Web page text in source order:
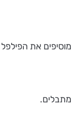
מוסיפים את
מתבלים.